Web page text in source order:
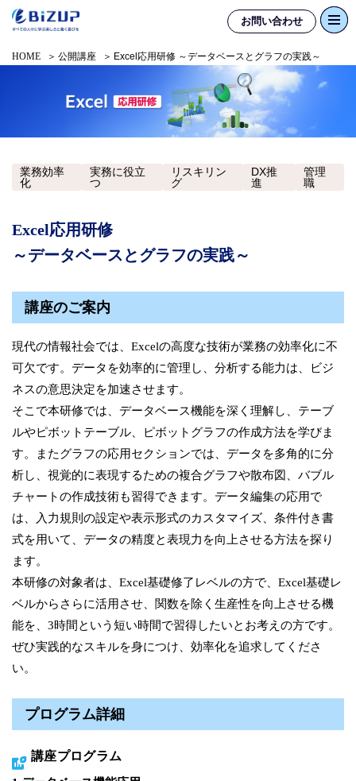
お問い合わせ
HOME 公開講座 Excel応用研修 ～データベースとグラフの実践～
業務効率
化
実務に役立
つ
リスキリン
グ
DX推
進
管理
職
Excel応用研修
～データベースとグラフの実践～
講座のご案内
現代の情報社会では、Excelの高度な技術が業務の効率化に不
可欠です。データを効率的に管理し、分析する能力は、ビジ
ネスの意思決定を加速させます。
そこで本研修では、データベース機能を深く理解し、テーブ
ルやピボットテーブル、ピボットグラフの作成方法を学びま
す。またグラフの応用セクションでは、データを多角的に分
析し、視覚的に表現するための複合グラフや散布図、バブル
チャートの作成技術も習得できます。データ編集の応用で
は、入力規則の設定や表示形式のカスタマイズ、条件付き書
式を用いて、データの精度と表現力を向上させる方法を探り
ます。
本研修の対象者は、Excel基礎修了レベルの方で、Excel基礎レ
ベルからさらに活用させ、関数を除く生産性を向上させる機
能を、3時間という短い時間で習得したいとお考えの方です。
ぜひ実践的なスキルを身につけ、効率化を追求してくださ
い。
プログラム詳細
講座プログラム